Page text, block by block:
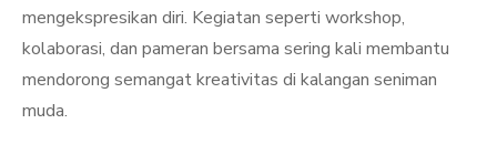
mengekspresikan diri. Kegiatan seperti workshop,
kolaborasi, dan pameran bersama sering kali membantu
mendorong semangat kreativitas di kalangan seniman
muda.